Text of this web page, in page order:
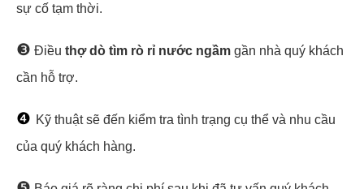
sự cố tạm thời.
❸ Điều thợ dò tìm rò rỉ nước ngầm gần nhà quý khách
cần hỗ trợ.
❹ Kỹ thuật sẽ đến kiểm tra tình trạng cụ thể và nhu cầu
của quý khách hàng.